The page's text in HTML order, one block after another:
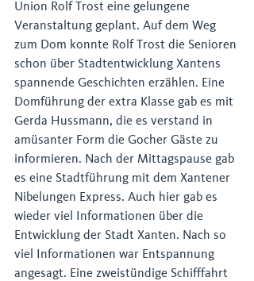
Union Rolf Trost eine gelungene
Veranstaltung geplant. Auf dem Weg
zum Dom konnte Rolf Trost die Senioren
schon über Stadtentwicklung Xantens
spannende Geschichten erzählen. Eine
Domführung der extra Klasse gab es mit
Gerda Hussmann, die es verstand in
amüsanter Form die Gocher Gäste zu
informieren. Nach der Mittagspause gab
es eine Stadtführung mit dem Xantener
Nibelungen Express. Auch hier gab es
wieder viel Informationen über die
Entwicklung der Stadt Xanten. Nach so
viel Informationen war Entspannung
angesagt. Eine zweistündige Schifffahrt